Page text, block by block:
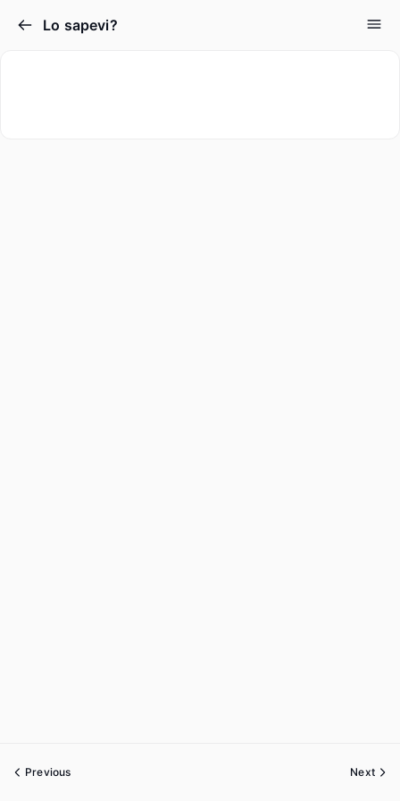
Lo sapevi?
Previous Next